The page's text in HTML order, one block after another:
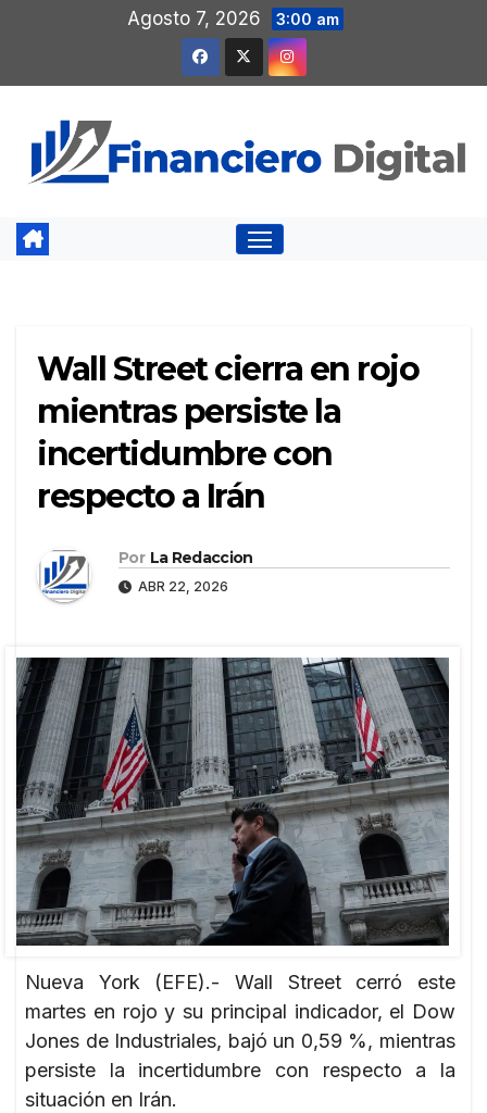
contenido
Agosto 7, 2026 3:00 am
Wall Street cierra en rojo
mientras persiste la
incertidumbre con
respecto a Irán
Por La Redaccion
ABR 22, 2026
Nueva York (EFE).- Wall Street cerró este
martes en rojo y su principal indicador, el Dow
Jones de Industriales, bajó un 0,59 %, mientras
persiste la incertidumbre con respecto a la
situación en Irán.